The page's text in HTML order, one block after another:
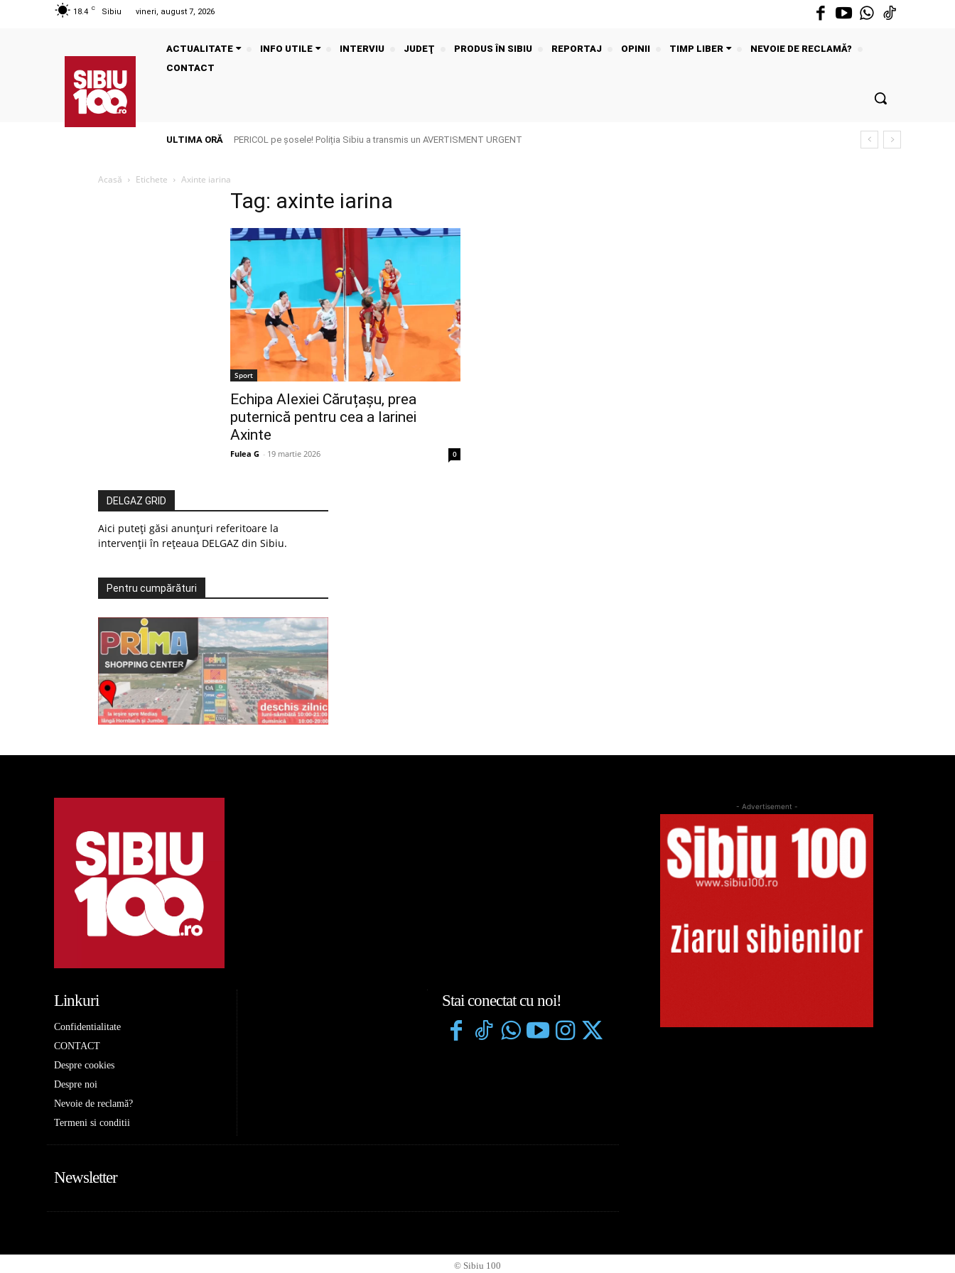
18.4 C Sibiu vineri, august 7, 2026
ACTUALITATE INFO UTILE INTERVIU JUDEŢ PRODUS ÎN SIBIU REPORTAJ OPINII TIMP LIBER
NEVOIE DE RECLAMĂ?
CONTACT
ULTIMA ORĂ PERICOL pe șosele! Poliția Sibiu a transmis un AVERTISMENT URGENT
Acasă Etichete Axinte iarina
Tag: axinte iarina
Sport
Echipa Alexiei Căruțașu, prea
puternică pentru cea a Iarinei
Axinte
Fulea G - 19 martie 2026 0
DELGAZ GRID
Aici puteți găsi anunțuri referitoare la
intervenții în rețeaua DELGAZ din Sibiu.
Pentru cumpărături
Linkuri
Confidentialitate
CONTACT
Despre cookies
Despre noi
Nevoie de reclamă?
Termeni si conditii
Stai conectat cu noi!
Newsletter
- Advertisement -
© Sibiu 100